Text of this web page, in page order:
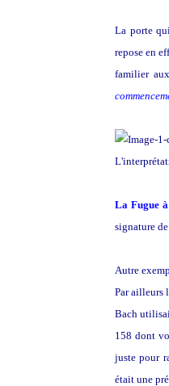
La porte
repose en
familier
La Fugue
signature
Autre
Par ailleurs
Bach
158 dont
juste pour
était une